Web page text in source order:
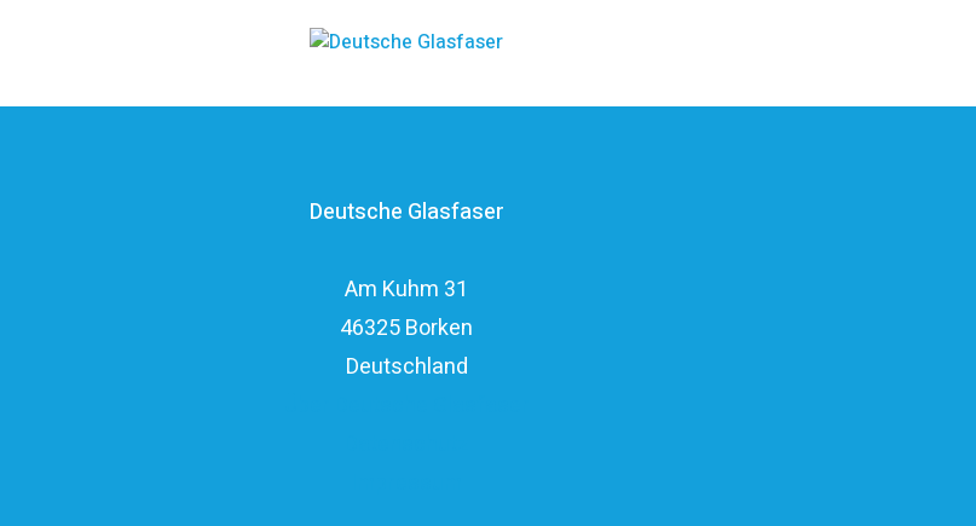
Deutsche Glasfaser
Am Kuhm 31
46325 Borken
Deutschland